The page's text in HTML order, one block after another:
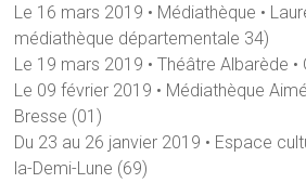
Le 16 mars 2019 • Médiathèque •
médiathèque départementale 34)
Le 19 mars 2019 • Théâtre Albarède •
Le 09 février 2019 • Médiathèque
Bresse (01)
Du 23 au 26 janvier 2019 • Espace
la-Demi-Lune (69)